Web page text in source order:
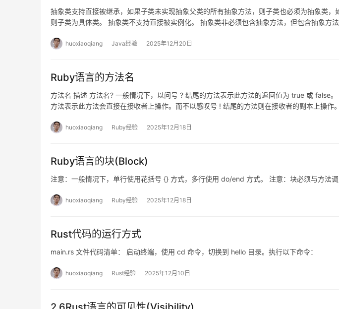
抽象类支持直接被继承，如果子类未实现抽象父类的所有抽象方法，则子类也必须为抽象类，
则子类为具体类。 抽象类不支持直接被实例化。 抽象类非必须包含抽象方法，但包含抽象方法
huoxiaoqiang Java经验 2025年12月20日
Ruby语言的方法名
方法名 描述 方法名? 一般情况下，以问号 ? 结尾的方法表示此方法的返回值为 true 或 false
方法表示此方法会直接在接收者上操作。而不以感叹号 ! 结尾的方法则在接收者的副本上操作
huoxiaoqiang Ruby经验 2025年12月18日
Ruby语言的块(Block)
注意：一般情况下，单行使用花括号 {} 方式，多行使用 do/end 方式。 注意：块必须与方法
huoxiaoqiang Ruby经验 2025年12月18日
Rust代码的运行方式
main.rs 文件代码清单： 启动终端，使用 cd 命令，切换到 hello 目录。执行以下命令：
huoxiaoqiang Rust经验 2025年12月10日